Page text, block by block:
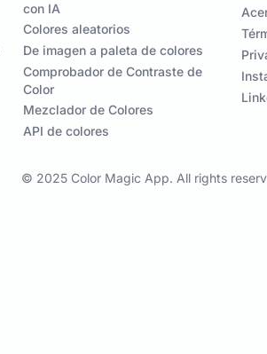
con IA
Colores aleatorios
De imagen a paleta de colores
Comprobador de Contraste de
Color
Mezclador de Colores
API de colores
© 2025 Color Magic App. All rights